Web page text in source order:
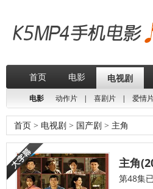
首页 电影 电视剧
电影 动作片 | 喜剧片 | 爱情
首页 > 电视剧 > 国产剧 > 主角
主角
第48集